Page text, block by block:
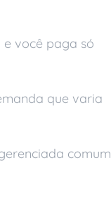
você paga só
que varia
comum